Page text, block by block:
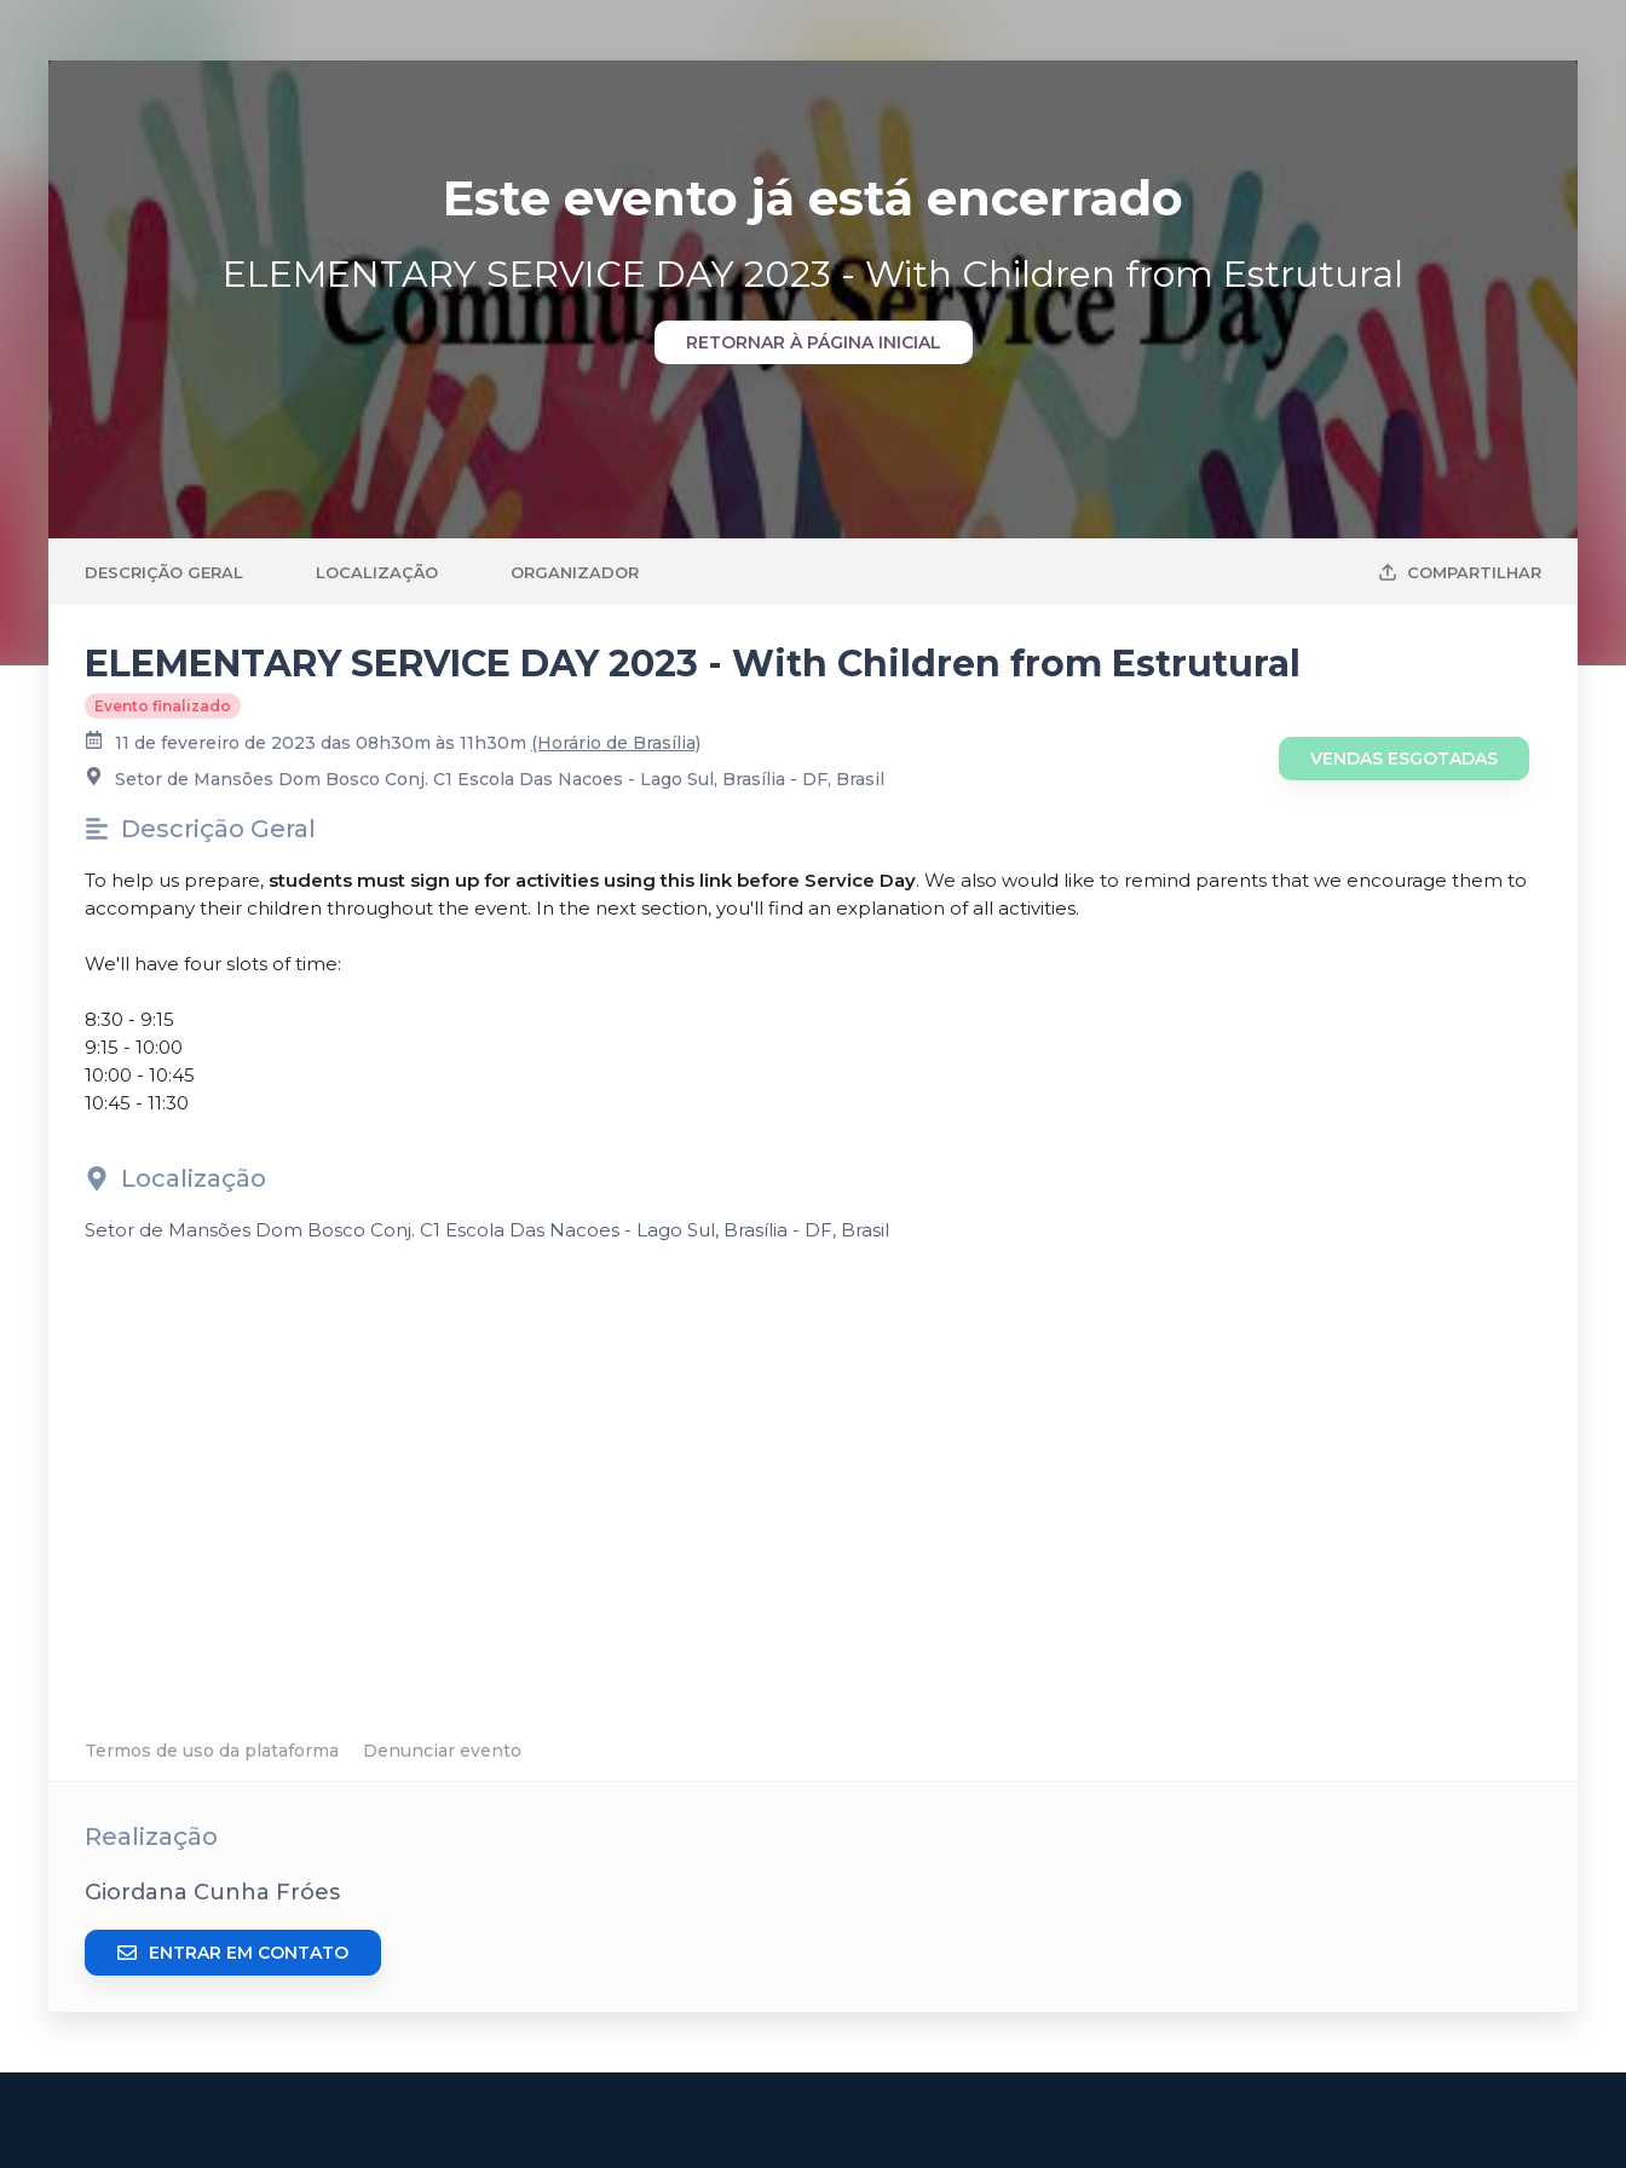
Este evento já está encerrado
ELEMENTARY SERVICE DAY 2023 - With Children from Estrutural
RETORNAR À PÁGINA INICIAL
DESCRIÇÃO GERAL LOCALIZAÇÃO ORGANIZADOR COMPARTILHAR
ELEMENTARY SERVICE DAY 2023 - With Children from Estrutural
Evento finalizado
11 de fevereiro de 2023 das 08h30m às 11h30m (Horário de Brasília)
Setor de Mansões Dom Bosco Conj. C1 Escola Das Nacoes - Lago Sul, Brasília - DF, Brasil
VENDAS ESGOTADAS
Descrição Geral
To help us prepare, students must sign up for activities using this link before Service Day. We also would like to remind parents that we encourage them to
accompany their children throughout the event. In the next section, you'll find an explanation of all activities.
We'll have four slots of time:
8:30 - 9:15
9:15 - 10:00
10:00 - 10:45
10:45 - 11:30
Localização
Setor de Mansões Dom Bosco Conj. C1 Escola Das Nacoes - Lago Sul, Brasília - DF, Brasil
Termos de uso da plataforma Denunciar evento
Realização
Giordana Cunha Fróes
ENTRAR EM CONTATO